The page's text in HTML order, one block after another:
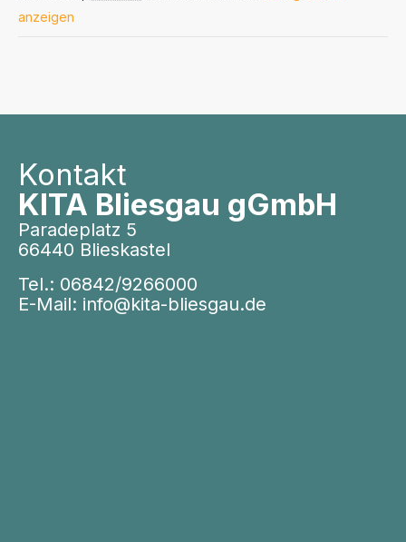
anzeigen
Kontakt
KITA Bliesgau gGmbH
Paradeplatz 5
66440 Blieskastel
Tel.: 06842/9266000
E-Mail: info@kita-bliesgau.de